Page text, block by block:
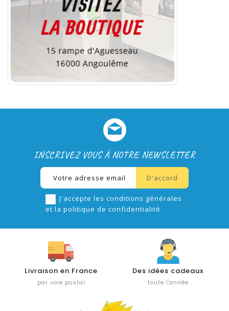
INSCRIVEZ VOUS À NOTRE NEWSLETTER
J'accepte les conditions générales
et la politique de confidentialité
Livraison en France
par voie postal
Des idées cadeaux
toute l'année